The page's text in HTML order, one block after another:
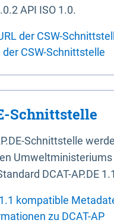
API ISO 1.0.
der CSW-
CSW-Schnittstelle
Schnittstelle
Schnittstelle
DCAT-AP.DE
1.1 kompatible
zu DCAT-AP